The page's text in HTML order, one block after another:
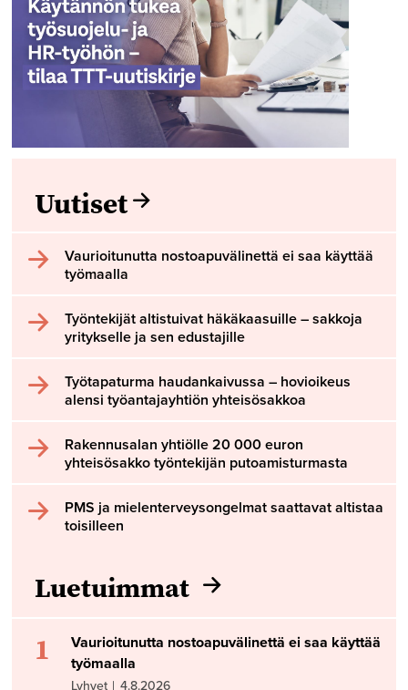
Uutiset
Vaurioitunutta nostoapuvälinettä ei saa käyttää
työmaalla
Työntekijät altistuivat häkäkaasuille – sakkoja
yritykselle ja sen edustajille
Työtapaturma haudankaivussa – hovioikeus
alensi työantajayhtiön yhteisösakkoa
Rakennusalan yhtiölle 20 000 euron
yhteisösakko työntekijän putoamisturmasta
PMS ja mielenterveysongelmat saattavat altistaa
toisilleen
Luetuimmat
1
Vaurioitunutta nostoapuvälinettä ei saa käyttää
työmaalla
Lyhyet | 4.8.2026